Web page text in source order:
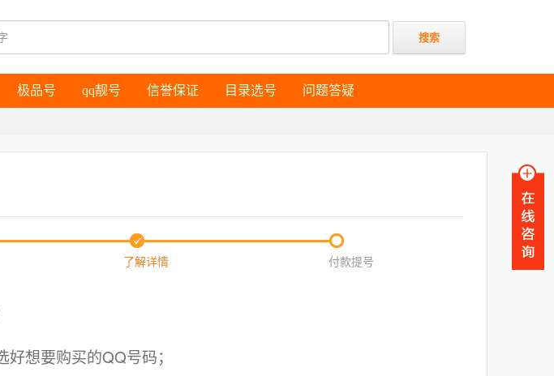
极品号
极品号
qq靓号
qq靓号
信誉保证
信誉保证
目录选号
目录选号
问题答疑
问题答疑
了解详情 付款提号
好想要购买的QQ号码；